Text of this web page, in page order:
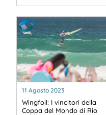
11 Agosto 2023
Wingfoil: I vincitori della
Coppa del Mondo di Rio